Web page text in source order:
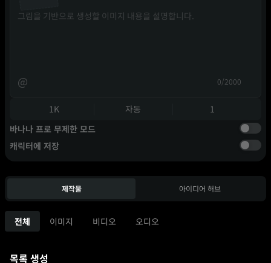
@ 0/2000
1K 자동
1
바나나 프로 무제한 모드
캐릭터에 저장
제작물 아이디어 허브
전체 이미지 비디오 오디오
목록 생성